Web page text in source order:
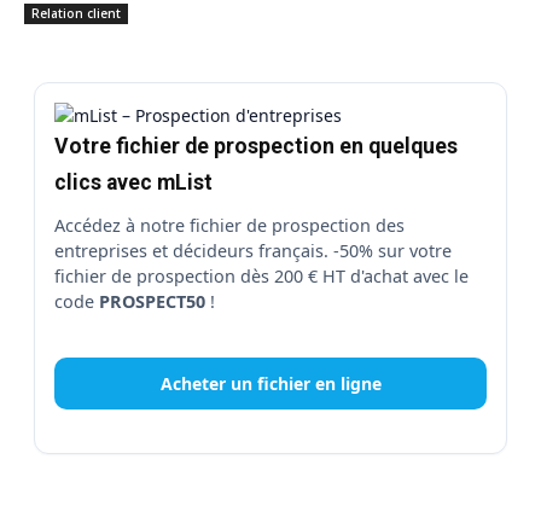
Relation client
Votre fichier de prospection en quelques
clics avec mList
Accédez à notre fichier de prospection des
entreprises et décideurs français. -50% sur votre
fichier de prospection dès 200 € HT d'achat avec le
code PROSPECT50 !
Acheter un fichier en ligne